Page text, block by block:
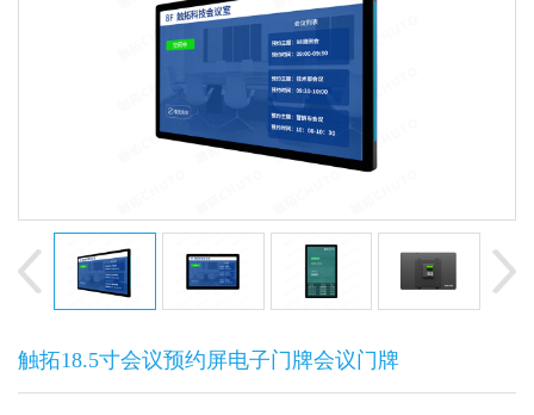
触拓18.5寸会议预约屏电子门牌会议门牌